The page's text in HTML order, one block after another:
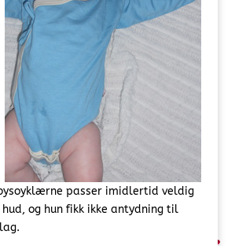
passer imidlertid veldig
og hun fikk ikke antydning til